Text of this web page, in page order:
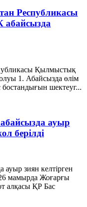
Республикасы
абайсызда
Қылмыстық
1. Абайсызда өлім
бостандығын шектеуг...
ауыр
берілді
зиян келтірген
мамырда Жоғарғы
алқасы ҚР Бас